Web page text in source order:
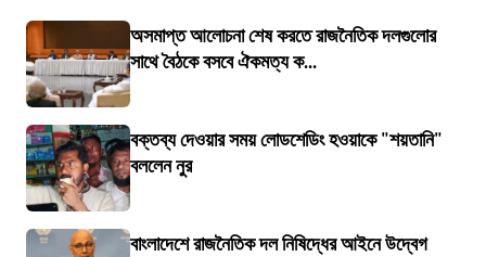
অসমাপ্ত আলোচনা শেষ করতে রাজনৈতিক দলগুলোর
সাথে বৈঠকে বসবে ঐকমত্য ক...
বক্তব্য দেওয়ার সময় লোডশেডিং হওয়াকে "শয়তানি"
বললেন নুর
বাংলাদেশে রাজনৈতিক দল নিষিদ্ধের আইনে উদ্বেগ